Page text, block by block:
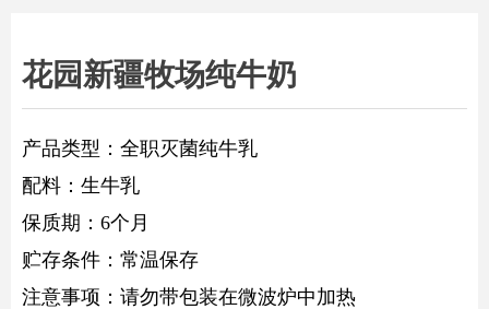
花园新疆牧场纯牛奶
产品类型：全职灭菌纯牛乳
配料：生牛乳
保质期：6个月
贮存条件：常温保存
注意事项：请勿带包装在微波炉中加热